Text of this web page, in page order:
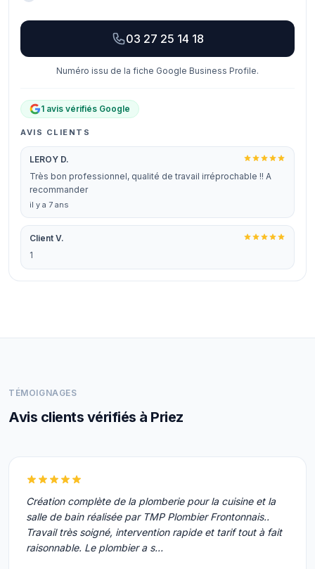
03 27 25 14 18
Numéro issu de la fiche Google Business Profile.
1 avis vérifiés Google
AVIS CLIENTS
LEROY D.
Très bon professionnel, qualité de travail irréprochable !! A
recommander
il y a 7 ans
Client V.
1
TÉMOIGNAGES
Avis clients vérifiés à Priez
Création complète de la plomberie pour la cuisine et la
salle de bain réalisée par TMP Plombier Frontonnais..
Travail très soigné, intervention rapide et tarif tout à fait
raisonnable. Le plombier a s…